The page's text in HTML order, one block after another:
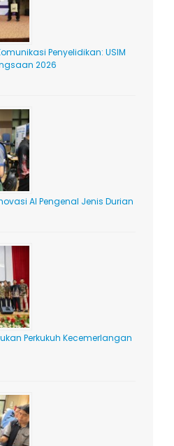
Penyelidikan: USIM
2026
AI Pengenal Jenis Durian
Perkukuh Kecemerlangan